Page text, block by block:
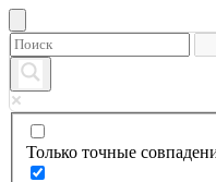
Только точные